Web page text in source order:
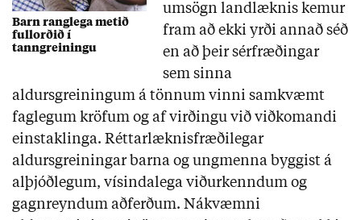
Barn ranglega metið
fullorðið í
tanngreiningu
umsögn landlæknis kemur
fram að ekki yrði annað séð
en að þeir sérfræðingar
sem sinna
aldursgreiningum á tönnum vinni samkvæmt
faglegum kröfum og af virðingu við viðkomandi
einstaklinga. Réttarlæknisfræðilegar
aldursgreiningar barna og ungmenna byggist á
alþjóðlegum, vísindalega viðurkenndum og
gagnreyndum aðferðum. Nákvæmni